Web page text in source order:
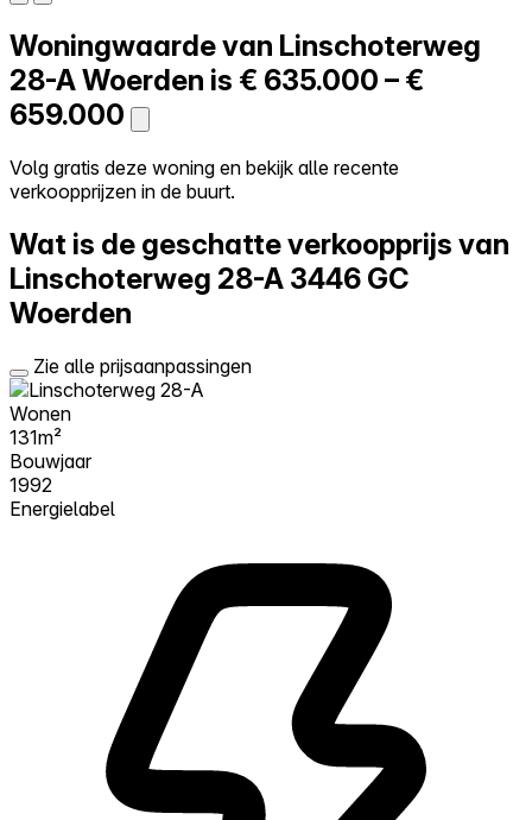
Zelf kopen
Alles-in-één
Reviews
Prijzen
Log in
Probeer Walter gratis
Woningwaarde van Linschoterweg
28-AWoerden is € 635.000 – €
659.000
Volg gratis deze woning en bekijk alle recente
verkoopprijzen in de buurt.
Wat is de geschatte verkoopprijs van
Linschoterweg 28-A 3446 GC
Woerden
Zie alle prijsaanpassingen
Wonen
131m²
Bouwjaar
1992
Energielabel